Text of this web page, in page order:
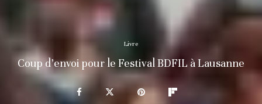
Livre
Coup d’envoi pour le Festival BDFIL à Lausanne